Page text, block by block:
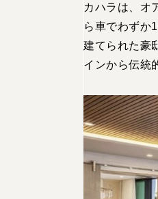
カハラは、オ
ら車でわずか
建てられた豪
インから伝統